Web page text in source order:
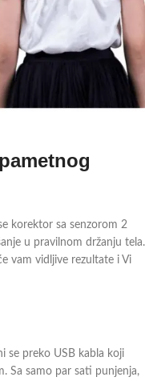
korektor sa senzorom 2
u pravilnom držanju tela.
vam vidljive rezultate i Vi
se preko USB kabla koji
Sa samo par sati punjenja,